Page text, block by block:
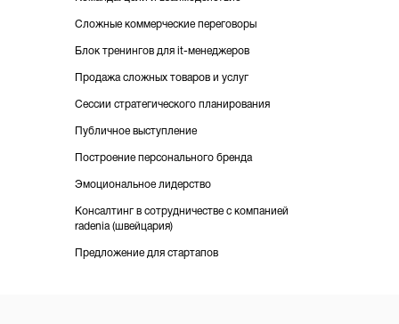
сложные коммерческие переговоры
блок тренингов для it-менеджеров
продажа сложных товаров и услуг
сессии стратегического планирования
публичное выступление
построение персонального бренда
эмоциональное лидерство
консалтинг в сотрудничестве с компанией
radenia (швейцария)
предложение для стартапов